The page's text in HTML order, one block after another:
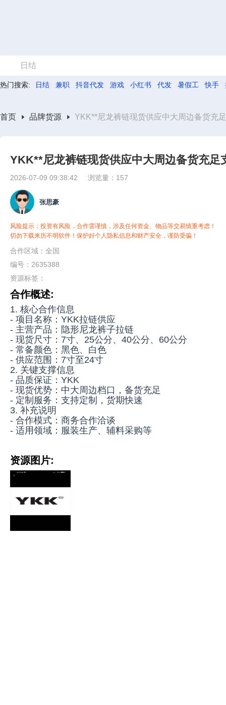
日结
热门搜索: 日结 兼职 抖音代发 游戏 小红书 代发 暑假工 快手
首页 品牌货源 YKK**尼龙裤链现货供应中大周边备货充
YKK**尼龙裤链现货供应中大周边备货充足
2026-07-09 09:38:42 浏览量：157
张思豪
风险提示：投资有风险，合作需谨慎，涉及任何资金、物品等交易慎重考虑！
切勿下载来历不明软件！保护好个人隐私信息和财产安全，谨防受骗！
合作区域：全国
编号：2635388
资源标签：
合作概述:
1. 核心合作信息
- 项目名称：YKK拉链供应
- 主营产品：隐形尼龙裤子拉链
- 现货尺寸：7寸、25公分、40公分、60公分
- 常备颜色：黑色、白色
- 供应范围：7寸至24寸
2. 关键支撑信息
- 品质保证：YKK
- 现货优势：中大周边档口，备货充足
- 定制服务：支持定制，货期快速
3. 补充说明
- 合作模式：商务合作洽谈
- 适用领域：服装生产、辅料采购等
资源图片: